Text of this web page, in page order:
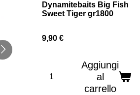
Dynamitebaits Big Fish
Sweet Tiger gr1800
9,90 €
Aggiungi
al
carrello